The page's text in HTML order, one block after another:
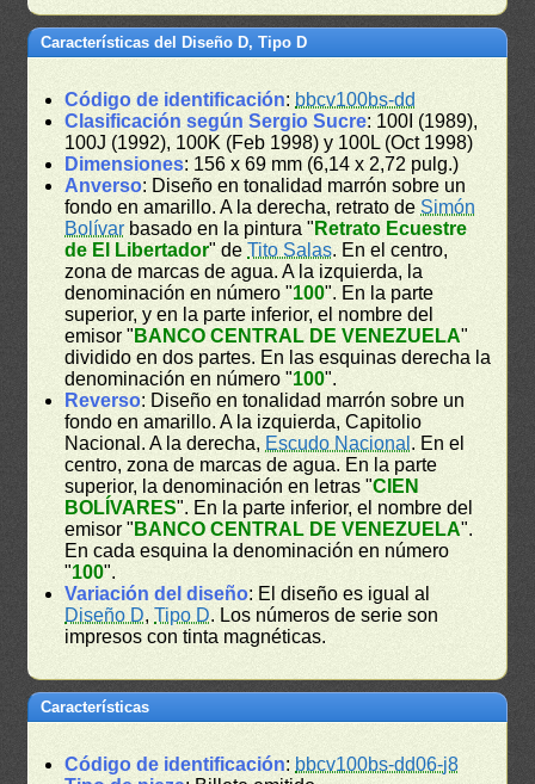
Características del Diseño D, Tipo D
Código de identificación: bbcv100bs-dd
Clasificación según Sergio Sucre: 100I (1989),
100J (1992), 100K (Feb 1998) y 100L (Oct 1998)
Dimensiones: 156 x 69 mm (6,14 x 2,72 pulg.)
Anverso: Diseño en tonalidad marrón sobre un
fondo en amarillo. A la derecha, retrato de Simón
Bolívarbasado en la pintura " Retrato Ecuestre
de El Libertador" deTito Salas. En el centro,
zona de marcas de agua. A la izquierda, la
denominación en número "100". En la parte
superior, y en la parte inferior, el nombre del
emisor " BANCO CENTRAL DE VENEZUELA"
dividido en dos partes. En las esquinas derecha la
denominación en número "100".
Reverso: Diseño en tonalidad marrón sobre un
fondo en amarillo. A la izquierda, Capitolio
Nacional. A la derecha, Escudo Nacional . En el
centro, zona de marcas de agua. En la parte
superior, la denominación en letras "CIEN
BOLÍVARES". En la parte inferior, el nombre del
emisor " BANCO CENTRAL DE VENEZUELA".
En cada esquina la denominación en número
"100".
Variación del diseño: El diseño es igual al
Diseño D,Tipo D. Los números de serie son
impresos con tinta magnéticas.
Características
Código de identificación: bbcv100bs-dd06-j8